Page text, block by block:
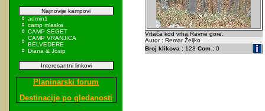
Najnovije kampovi
admin1
camp mlaska
CAMP SEGET
CAMP VRANJICA
BELVEDERE
Diana & Josip
Interesantni linkovi
Planinarski forum
Destinacije po gledanosti
Vrtača kod vrha Ravne gore.
Autor : Remar Željko
Broj klikova :128 Com :0